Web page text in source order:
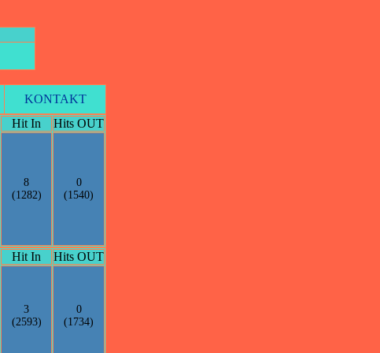
KONTAKT
Hit In Hits OUT
8
(1282)
0
(1540)
Hit In Hits OUT
3
(2593)
0
(1734)